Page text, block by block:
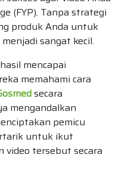
(FYP). Tanpa strategi
produk Anda untuk
sangat kecil.
mencapai
memahami cara
secara
mengandalkan
pemicu
untuk ikut
video tersebut secara